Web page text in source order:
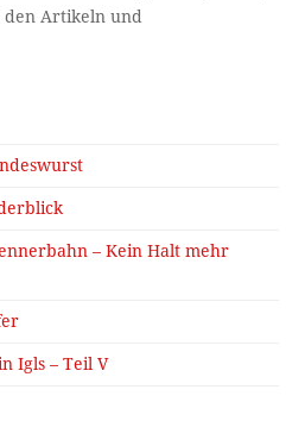
– Kein Halt mehr
Igls – Teil V